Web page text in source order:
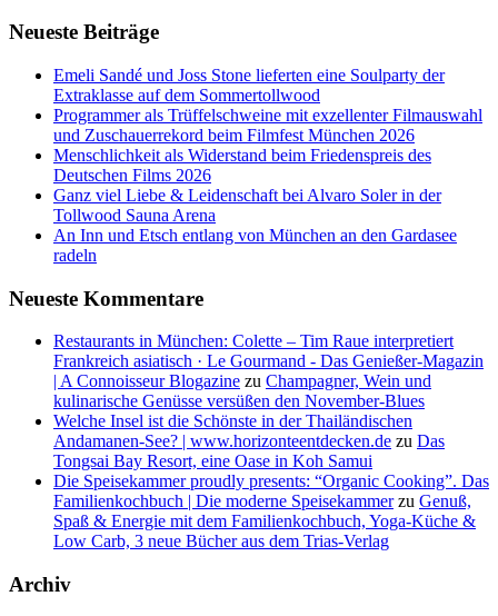
Neueste Beiträge
Emeli Sandé und Joss Stone lieferten eine Soulparty der
Extraklasse auf dem Sommertollwood
Programmer als Trüffelschweine mit exzellenter Filmauswahl
und Zuschauerrekord beim Filmfest München 2026
Menschlichkeit als Widerstand beim Friedenspreis des
Deutschen Films 2026
Ganz viel Liebe & Leidenschaft bei Alvaro Soler in der
Tollwood Sauna Arena
An Inn und Etsch entlang von München an den Gardasee
radeln
Neueste Kommentare
Restaurants in München: Colette – Tim Raue interpretiert
Frankreich asiatisch · Le Gourmand - Das Genießer-Magazin
| A Connoisseur Blogazine zu Champagner, Wein und
kulinarische Genüsse versüßen den November-Blues
Welche Insel ist die Schönste in der Thailändischen
Andamanen-See? | www.horizonteentdecken.de zu Das
Tongsai Bay Resort, eine Oase in Koh Samui
Die Speisekammer proudly presents: “Organic Cooking”. Das
Familienkochbuch | Die moderne Speisekammerzu Genuß,
Spaß & Energie mit dem Familienkochbuch, Yoga-Küche &
Low Carb, 3 neue Bücher aus dem Trias-Verlag
Archiv